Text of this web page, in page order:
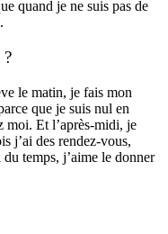
quand je ne suis pas de
le matin, je fais mon
que je suis nul en
moi. Et l’après-midi, je
j’ai des rendez-vous,
temps, j’aime le donner